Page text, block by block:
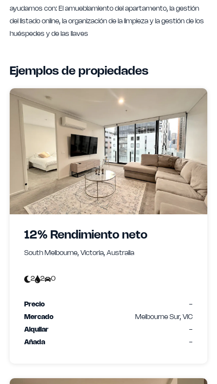
ayudamos con: El amueblamiento del apartamento, la gestión
del listado online, la organización de la limpieza y la gestión de los
huéspedes y de las llaves
Ejemplos de propiedades
12% Rendimiento neto
South Melbourne, Victoria, Australia
2 2 0
Precio
-
Mercado
Melbourne Sur, VIC
Alquilar
-
Añada
-